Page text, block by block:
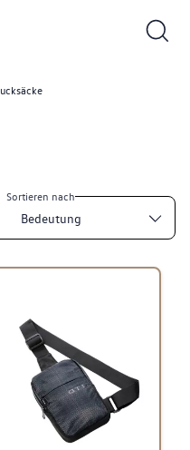
Rucksäcke
Sortieren nach
Bedeutung